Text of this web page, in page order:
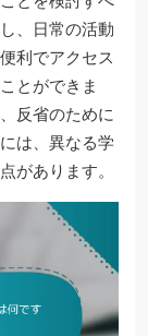
、日常の活動
利でアクセス
とができま
反省のために
は、異なる学
があります。